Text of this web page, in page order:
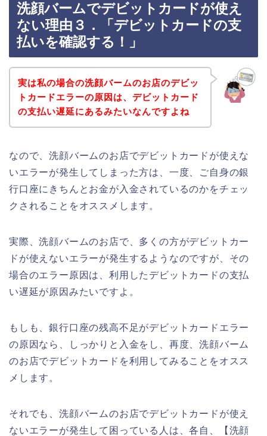
洗顔バームでデビットカードが使え
ない理由３．「デビットカードの支
払いを確認する！」
実は私の場合の洗顔バームのお店のデビッ
トカードエラーの原因は、デビットカード
の支払い遅延にあるみたいなんですよね
なので、洗顔バームのお店でデビットカードが使えな
いエラーが発生してしまった方は、一度、ご自身の銀
行口座にきちんとお金が入金されているのかをチェッ
クされることをオススメします。
実際、洗顔バームのお店で、多くの方がデビットカー
ドが使えないエラーが発生するようなのですが、その
場合のエラー原因は、利用したデビットカードの支払
い遅延が原因みたいですよ。
もしも、銀行口座の残高不足がデビットカードエラー
の原因なら、しっかりと入金をし、再度、洗顔バーム
のお店でデビットカードを利用してみることをオスス
メします。
それでも、洗顔バームのお店でデビットカードが使え
ないエラーが発生して困っている人は、各自、【洗顔